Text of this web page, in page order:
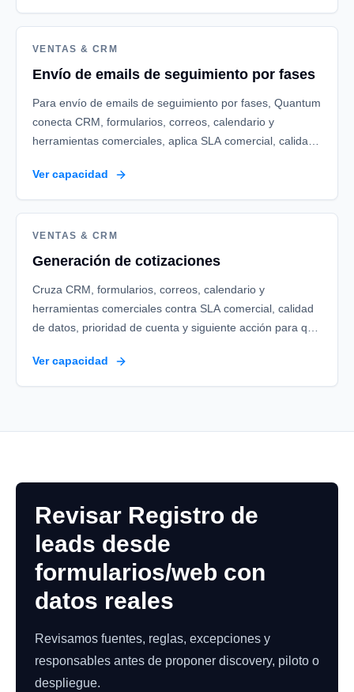
VENTAS & CRM
Envío de emails de seguimiento por fases
Para envío de emails de seguimiento por fases, Quantum
conecta CRM, formularios, correos, calendario y
herramientas comerciales, aplica SLA comercial, calidad
backlog comercial priorizado y actualizaciones trazables
en CRM.
Ver capacidad
VENTAS & CRM
Generación de cotizaciones
Cruza CRM, formularios, correos, calendario y
herramientas comerciales contra SLA comercial, calidad
de datos, prioridad de cuenta y siguiente acción para que
excepciones y evidencia.
Ver capacidad
Revisar Registro de
leads desde
formularios/web con
datos reales
Revisamos fuentes, reglas, excepciones y
responsables antes de proponer discovery, piloto o
despliegue.